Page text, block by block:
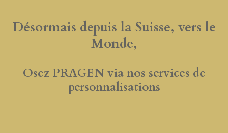
Désormais depuis la Suisse, vers le
Monde,
Osez PRAGEN via nos services de
personnalisations